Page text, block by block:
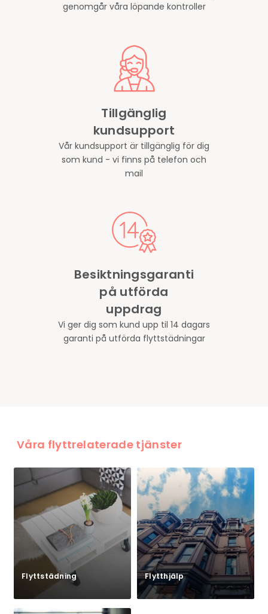
genomgår våra löpande kontroller
Tillgänglig
kundsupport
Vår kundsupport är tillgänglig för dig
som kund - vi finns på telefon och
mail
Besiktningsgaranti
på utförda
uppdrag
Vi ger dig som kund upp til 14 dagars
garanti på utförda flyttstädningar
Våra flyttrelaterade tjänster
Flyttstädning Flytthjälp